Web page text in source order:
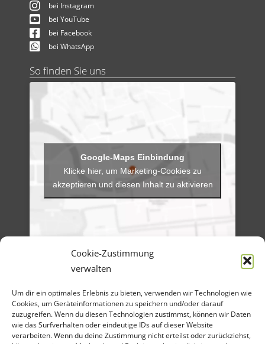
Cookie-Zustimmung
verwalten
Um dir ein optimales Erlebnis zu bieten, verwenden wir Technologien wie
Cookies, um Geräteinformationen zu speichern und/oder darauf
zuzugreifen. Wenn du diesen Technologien zustimmst, können wir Daten
wie das Surfverhalten oder eindeutige IDs auf dieser Website
verarbeiten. Wenn du deine Zustimmung nicht erteilst oder zurückziehst,
bei Instagram
bei YouTube
bei Facebook
bei WhatsApp
So finden Sie uns
Klicke hier, um Marketing-Cookies zu
akzeptieren und diesen Inhalt zu aktivieren
Artikel-Archiv
Veranstaltungen
Angebote
Bilder-Galerien
Material
Spenden